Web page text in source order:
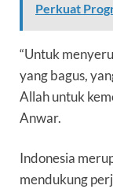
Perkuat
“Untuk
yang bagus,
Allah untuk
Anwar.
Indonesia
mendukung